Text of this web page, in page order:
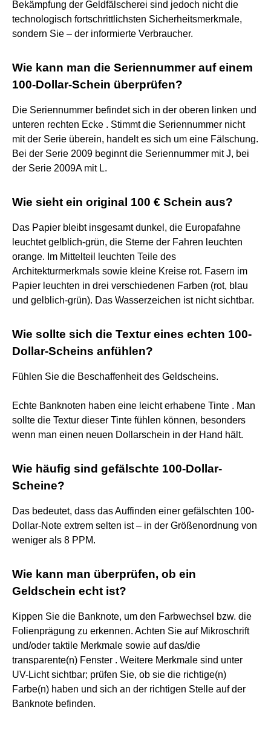
Bekämpfung der Geldfälscherei sind jedoch nicht die
technologisch fortschrittlichsten Sicherheitsmerkmale,
sondern Sie – der informierte Verbraucher.
Wie kann man die Seriennummer auf einem
100-Dollar-Schein überprüfen?
Die Seriennummer befindet sich in der oberen linken und
unteren rechten Ecke . Stimmt die Seriennummer nicht
mit der Serie überein, handelt es sich um eine Fälschung.
Bei der Serie 2009 beginnt die Seriennummer mit J, bei
der Serie 2009A mit L.
Wie sieht ein original 100 € Schein aus?
Das Papier bleibt insgesamt dunkel, die Europafahne
leuchtet gelblich-grün, die Sterne der Fahren leuchten
orange. Im Mittelteil leuchten Teile des
Architekturmerkmals sowie kleine Kreise rot. Fasern im
Papier leuchten in drei verschiedenen Farben (rot, blau
und gelblich-grün). Das Wasserzeichen ist nicht sichtbar.
Wie sollte sich die Textur eines echten 100-
Dollar-Scheins anfühlen?
Fühlen Sie die Beschaffenheit des Geldscheins.
Echte Banknoten haben eine leicht erhabene Tinte . Man
sollte die Textur dieser Tinte fühlen können, besonders
wenn man einen neuen Dollarschein in der Hand hält.
Wie häufig sind gefälschte 100-Dollar-
Scheine?
Das bedeutet, dass das Auffinden einer gefälschten 100-
Dollar-Note extrem selten ist – in der Größenordnung von
weniger als 8 PPM.
Wie kann man überprüfen, ob ein
Geldschein echt ist?
Kippen Sie die Banknote, um den Farbwechsel bzw. die
Folienprägung zu erkennen. Achten Sie auf Mikroschrift
und/oder taktile Merkmale sowie auf das/die
transparente(n) Fenster . Weitere Merkmale sind unter
UV-Licht sichtbar; prüfen Sie, ob sie die richtige(n)
Farbe(n) haben und sich an der richtigen Stelle auf der
Banknote befinden.